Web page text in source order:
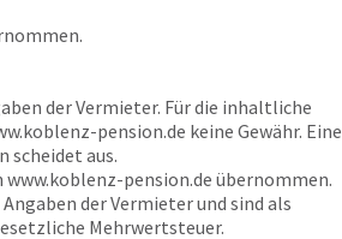
der Vermieter. Für die inhaltliche
pension.de keine Gewähr. Eine
aus.
www.koblenz-pension.de übernommen.
der Vermieter und sind als
Mehrwertsteuer.